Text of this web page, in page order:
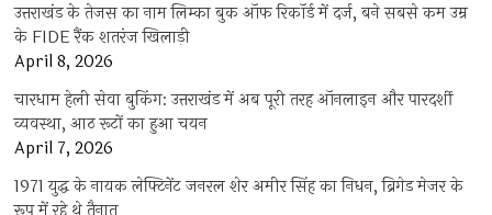
उत्तराखंड के तेजस का नाम लिम्का बुक ऑफ रिकॉर्ड में दर्ज, बने सबसे कम उम्र
के FIDE रैंक शतरंज खिलाड़ी
April 8, 2026
चारधाम हेली सेवा बुकिंग: उत्तराखंड में अब पूरी तरह ऑनलाइन और पारदर्शी
व्यवस्था, आठ रूटों का हुआ चयन
April 7, 2026
1971 युद्ध के नायक लेफ्टिनेंट जनरल शेर अमीर सिंह का निधन, ब्रिगेड मेजर के